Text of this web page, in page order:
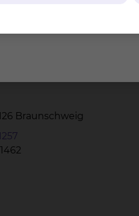
Braunschweig